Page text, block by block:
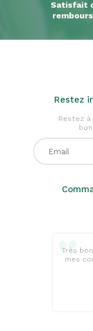
Satisfait
Restez
Restez
Très
mes